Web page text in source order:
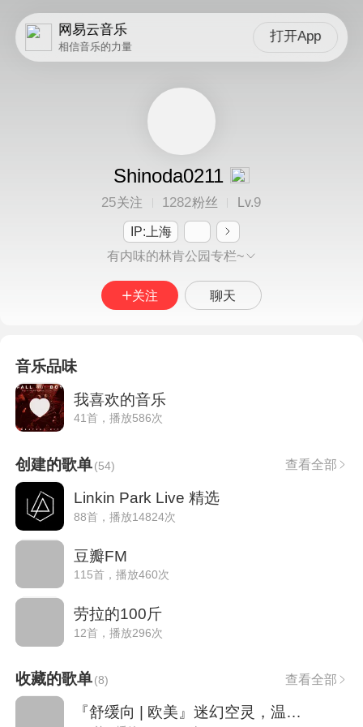
网易云音乐
相信音乐的力量
打开App
Shinoda0211
25关注 1282粉丝 Lv.9
IP:上海
有内味的林肯公园专栏~
关注 聊天
音乐品味
我喜欢的音乐
41首，播放586次
创建的歌单(54) 查看全部
Linkin Park Live 精选
88首，播放14824次
豆瓣FM
115首，播放460次
劳拉的100斤
12首，播放296次
收藏的歌单(8) 查看全部
『舒缓向 | 欧美』迷幻空灵，温暖人心